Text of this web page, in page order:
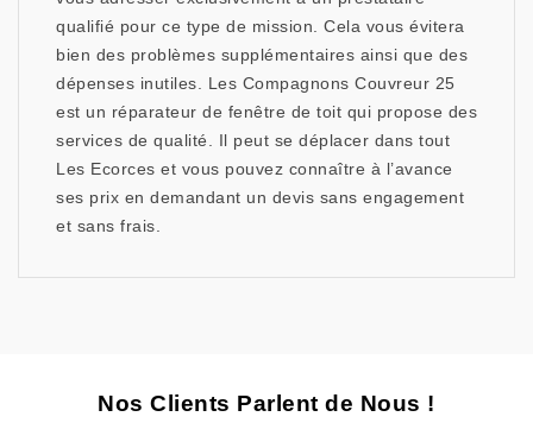
qualifié pour ce type de mission. Cela vous évitera
bien des problèmes supplémentaires ainsi que des
dépenses inutiles. Les Compagnons Couvreur 25
est un réparateur de fenêtre de toit qui propose des
services de qualité. Il peut se déplacer dans tout
Les Ecorces et vous pouvez connaître à l’avance
ses prix en demandant un devis sans engagement
et sans frais.
Nos Clients Parlent de Nous !